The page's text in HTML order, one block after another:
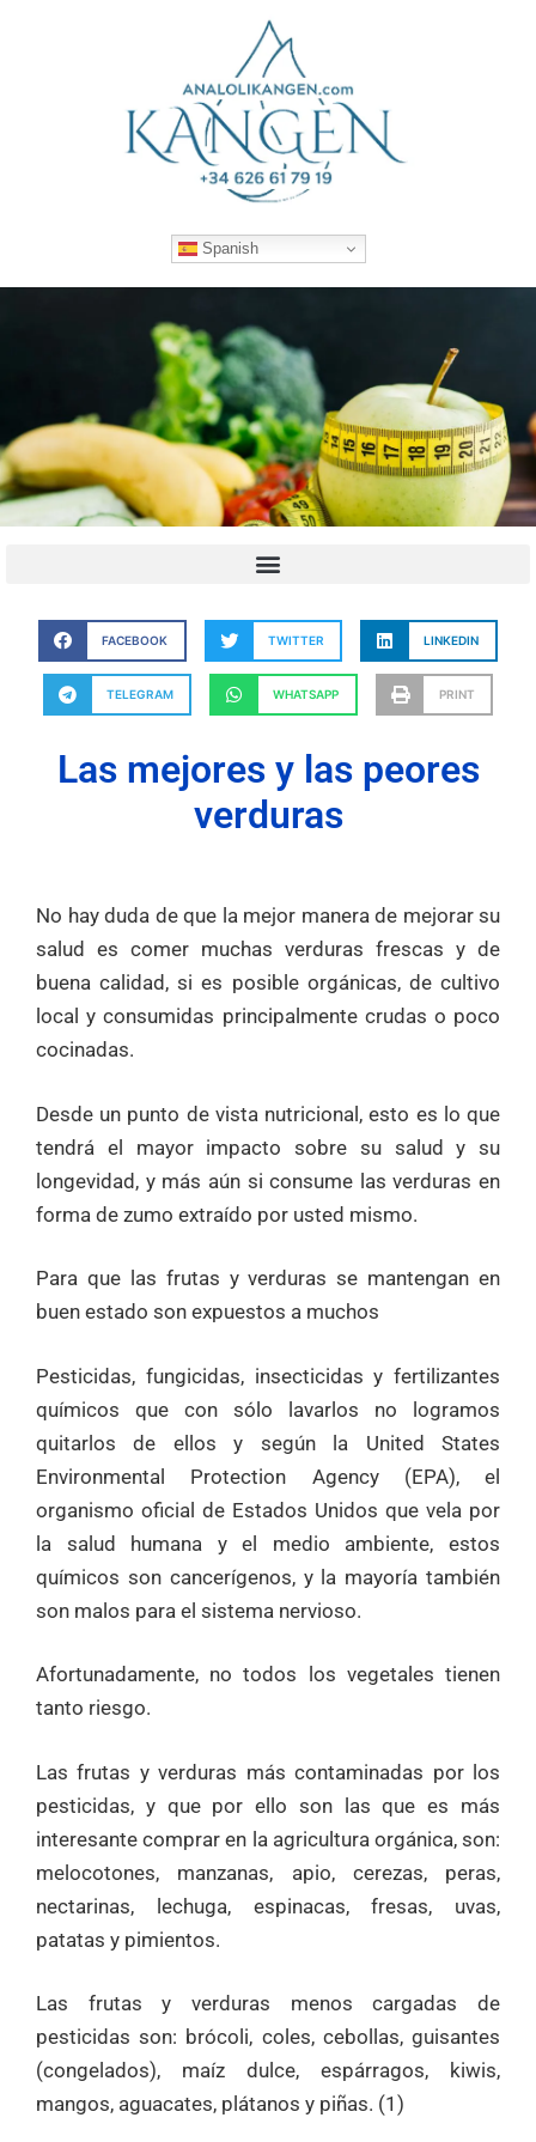
Spanish
FACEBOOK TWITTER LINKEDIN
TELEGRAM WHATSAPP PRINT
Las mejores y las peores
verduras
No hay duda de que la mejor manera de mejorar su
salud es comer muchas verduras frescas y de
buena calidad, si es posible orgánicas, de cultivo
local y consumidas principalmente crudas o poco
cocinadas.
Desde un punto de vista nutricional, esto es lo que
tendrá el mayor impacto sobre su salud y su
longevidad, y más aún si consume las verduras en
forma de zumo extraído por usted mismo.
Para que las frutas y verduras se mantengan en
buen estado son expuestos a muchos
Pesticidas, fungicidas, insecticidas y fertilizantes
químicos que con sólo lavarlos no logramos
quitarlos de ellos y según la United States
Environmental Protection Agency (EPA), el
organismo oficial de Estados Unidos que vela por
la salud humana y el medio ambiente, estos
químicos son cancerígenos, y la mayoría también
son malos para el sistema nervioso.
Afortunadamente, no todos los vegetales tienen
tanto riesgo.
Las frutas y verduras más contaminadas por los
pesticidas, y que por ello son las que es más
interesante comprar en la agricultura orgánica, son:
melocotones, manzanas, apio, cerezas, peras,
nectarinas, lechuga, espinacas, fresas, uvas,
patatas y pimientos.
Las frutas y verduras menos cargadas de
pesticidas son: brócoli, coles, cebollas, guisantes
(congelados), maíz dulce, espárragos, kiwis,
mangos, aguacates, plátanos y piñas. (1)